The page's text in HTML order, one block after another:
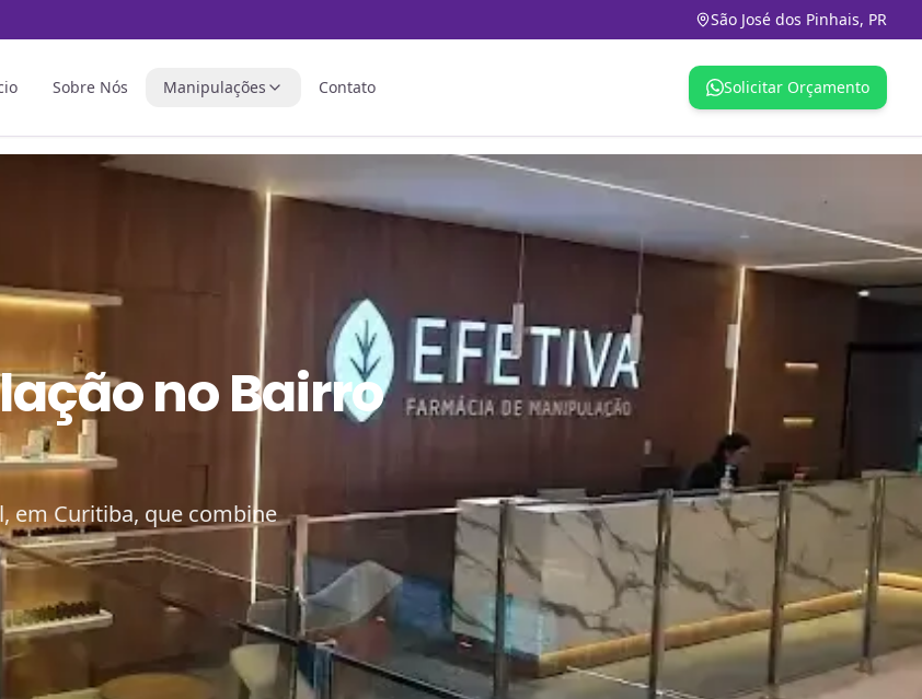
São José dos Pinhais, PR
Sobre Nós Manipulações Contato Solicitar Orçamento
noBairro
em Curitiba, que combine